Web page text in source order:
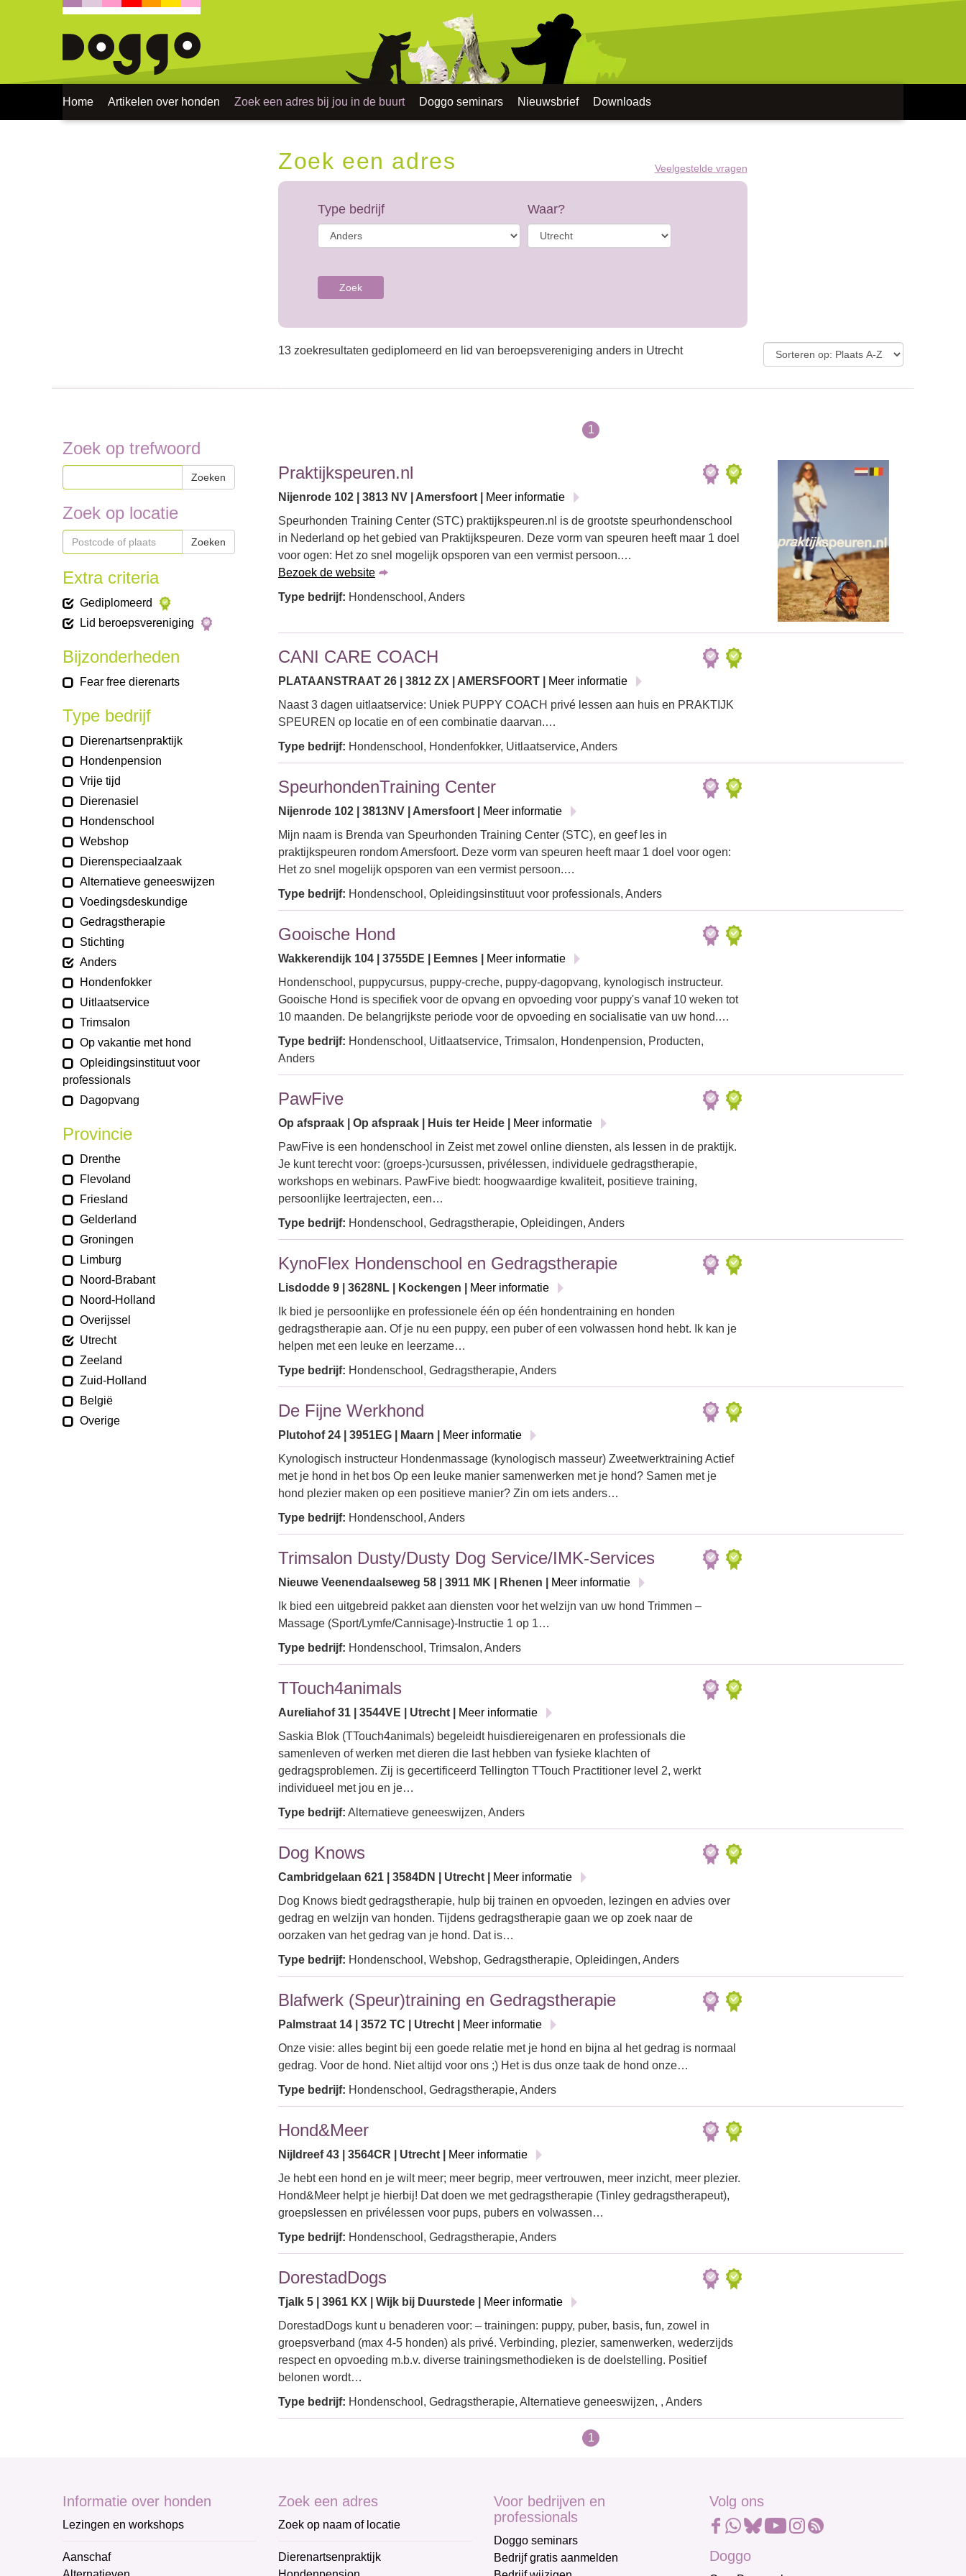
Home Artikelen over honden Zoek een adres bij jou in de buurt Doggo seminars Nieuwsbrief Downloads
Zoek een adres Veelgestelde vragen
Type bedrijf Waar?
Zoek
13 zoekresultaten gediplomeerd en lid van beroepsvereniging anders in Utrecht
Zoek op trefwoord
Zoeken
Zoek op locatie
Zoeken
Extra criteria
Gediplomeerd
Lid beroepsvereniging
Bijzonderheden
Fear free dierenarts
Type bedrijf
Dierenartsenpraktijk
Hondenpension
Vrije tijd
Dierenasiel
Hondenschool
Webshop
Dierenspeciaalzaak
Alternatieve geneeswijzen
Voedingsdeskundige
Gedragstherapie
Stichting
Anders
Hondenfokker
Uitlaatservice
Trimsalon
Op vakantie met hond
Opleidingsinstituut voor
professionals
Dagopvang
Provincie
Drenthe
Flevoland
Friesland
Gelderland
Groningen
Limburg
Noord-Brabant
Noord-Holland
Overijssel
Utrecht
Zeeland
Zuid-Holland
België
Overige
1
Praktijkspeuren.nl
Nijenrode 102 | 3813 NV | Amersfoort |
Meer informatie
Speurhonden Training Center (STC) praktijkspeuren.nl is de grootste speurhondenschool
in Nederland op het gebied van Praktijkspeuren. Deze vorm van speuren heeft maar 1 doel
voor ogen: Het zo snel mogelijk opsporen van een vermist persoon.…
Bezoek de website
Type bedrijf: Hondenschool, Anders
CANI CARE COACH
PLATAANSTRAAT 26 | 3812 ZX | AMERSFOORT |
Meer informatie
Naast 3 dagen uitlaatservice: Uniek PUPPY COACH privé lessen aan huis en PRAKTIJK
SPEUREN op locatie en of een combinatie daarvan.…
Type bedrijf: Hondenschool, Hondenfokker, Uitlaatservice, Anders
SpeurhondenTraining Center
Nijenrode 102 | 3813NV | Amersfoort |
Meer informatie
Mijn naam is Brenda van Speurhonden Training Center (STC), en geef les in
praktijkspeuren rondom Amersfoort. Deze vorm van speuren heeft maar 1 doel voor ogen:
Het zo snel mogelijk opsporen van een vermist persoon.…
Type bedrijf: Hondenschool, Opleidingsinstituut voor professionals, Anders
Gooische Hond
Wakkerendijk 104 | 3755DE | Eemnes |
Meer informatie
Hondenschool, puppycursus, puppy-creche, puppy-dagopvang, kynologisch instructeur.
Gooische Hond is specifiek voor de opvang en opvoeding voor puppy's vanaf 10 weken tot
10 maanden. De belangrijkste periode voor de opvoeding en socialisatie van uw hond.…
Type bedrijf: Hondenschool, Uitlaatservice, Trimsalon, Hondenpension, Producten,
Anders
PawFive
Op afspraak | Op afspraak | Huis ter Heide |
Meer informatie
PawFive is een hondenschool in Zeist met zowel online diensten, als lessen in de praktijk.
Je kunt terecht voor: (groeps-)cursussen, privélessen, individuele gedragstherapie,
workshops en webinars. PawFive biedt: hoogwaardige kwaliteit, positieve training,
persoonlijke leertrajecten, een…
Type bedrijf: Hondenschool, Gedragstherapie, Opleidingen, Anders
KynoFlex Hondenschool en Gedragstherapie
Lisdodde 9 | 3628NL | Kockengen |
Meer informatie
Ik bied je persoonlijke en professionele één op één hondentraining en honden
gedragstherapie aan. Of je nu een puppy, een puber of een volwassen hond hebt. Ik kan je
helpen met een leuke en leerzame…
Type bedrijf: Hondenschool, Gedragstherapie, Anders
De Fijne Werkhond
Plutohof 24 | 3951EG | Maarn |
Meer informatie
Kynologisch instructeur Hondenmassage (kynologisch masseur) Zweetwerktraining Actief
met je hond in het bos Op een leuke manier samenwerken met je hond? Samen met je
hond plezier maken op een positieve manier? Zin om iets anders…
Type bedrijf: Hondenschool, Anders
Trimsalon Dusty/Dusty Dog Service/IMK-Services
Nieuwe Veenendaalseweg 58 | 3911 MK | Rhenen |
Meer informatie
Ik bied een uitgebreid pakket aan diensten voor het welzijn van uw hond Trimmen –
Massage (Sport/Lymfe/Cannisage)-Instructie 1 op 1…
Type bedrijf: Hondenschool, Trimsalon, Anders
TTouch4animals
Aureliahof 31 | 3544VE | Utrecht |
Meer informatie
Saskia Blok (TTouch4animals) begeleidt huisdiereigenaren en professionals die
samenleven of werken met dieren die last hebben van fysieke klachten of
gedragsproblemen. Zij is gecertificeerd Tellington TTouch Practitioner level 2, werkt
individueel met jou en je…
Type bedrijf: Alternatieve geneeswijzen, Anders
Dog Knows
Cambridgelaan 621 | 3584DN | Utrecht |
Meer informatie
Dog Knows biedt gedragstherapie, hulp bij trainen en opvoeden, lezingen en advies over
gedrag en welzijn van honden. Tijdens gedragstherapie gaan we op zoek naar de
oorzaken van het gedrag van je hond. Dat is…
Type bedrijf: Hondenschool, Webshop, Gedragstherapie, Opleidingen, Anders
Blafwerk (Speur)training en Gedragstherapie
Palmstraat 14 | 3572 TC | Utrecht |
Meer informatie
Onze visie: alles begint bij een goede relatie met je hond en bijna al het gedrag is normaal
gedrag. Voor de hond. Niet altijd voor ons ;) Het is dus onze taak de hond onze…
Type bedrijf: Hondenschool, Gedragstherapie, Anders
Hond&Meer
Nijldreef 43 | 3564CR | Utrecht |
Meer informatie
Je hebt een hond en je wilt meer; meer begrip, meer vertrouwen, meer inzicht, meer plezier.
Hond&Meer helpt je hierbij! Dat doen we met gedragstherapie (Tinley gedragstherapeut),
groepslessen en privélessen voor pups, pubers en volwassen…
Type bedrijf: Hondenschool, Gedragstherapie, Anders
DorestadDogs
Tjalk 5 | 3961 KX | Wijk bij Duurstede |
Meer informatie
DorestadDogs kunt u benaderen voor: – trainingen: puppy, puber, basis, fun, zowel in
groepsverband (max 4-5 honden) als privé. Verbinding, plezier, samenwerken, wederzijds
respect en opvoeding m.b.v. diverse trainingsmethodieken is de doelstelling. Positief
belonen wordt…
Type bedrijf: Hondenschool, Gedragstherapie, Alternatieve geneeswijzen, , Anders
1
Informatie over honden
Lezingen en workshops
Aanschaf
Zoek een adres
Zoek op naam of locatie
Dierenartsenpraktijk
Voor bedrijven en
professionals
Doggo seminars
Bedrijf gratis aanmelden
Volg ons
Doggo